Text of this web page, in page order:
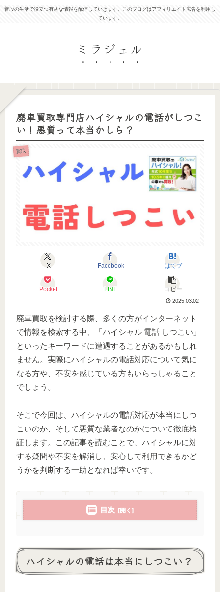
普段の生活で役立つ有益な情報を配信していきます。このブログはアフィリエイト広告を利用し
ています。
ミラジェル
廃車買取専門店ハイシャルの電話がしつこ
い！悪質って本当かしら？
買取
X Facebook はてブ
Pocket LINE コピー
2025.03.02
廃車買取を検討する際、多くの方がインターネット
で情報を検索する中、「ハイシャル 電話 しつこい」
といったキーワードに遭遇することがあるかもしれ
ません。実際にハイシャルの電話対応について気に
なる方や、不安を感じている方もいらっしゃること
でしょう。
そこで今回は、ハイシャルの電話対応が本当にしつ
こいのか、そして悪質な業者なのかについて徹底検
証します。この記事を読むことで、ハイシャルに対
する疑問や不安を解消し、安心して利用できるかど
うかを判断する一助となれば幸いです。
目次
ハイシャルの電話は本当にしつこい？